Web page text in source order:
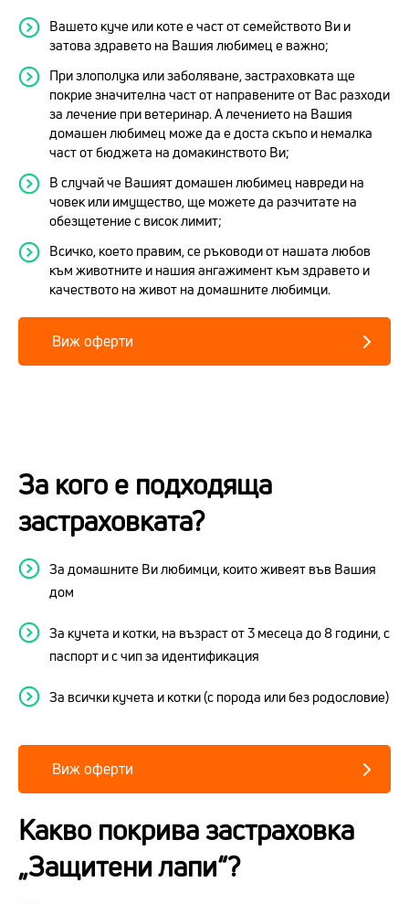
Вашето куче или коте е част от семейството Ви и
затова здравето на Вашия любимец е важно;
При злополука или заболяване, застраховката ще
покрие значителна част от направените от Вас разходи
за лечение при ветеринар. А лечението на Вашия
домашен любимец може да е доста скъпо и немалка
част от бюджета на домакинството Ви;
В случай че Вашият домашен любимец навреди на
човек или имущество, ще можете да разчитате на
обезщетение с висок лимит;
Всичко, което правим, се ръководи от нашата любов
към животните и нашия ангажимент към здравето и
качеството на живот на домашните любимци.
Виж оферти
За кого е подходяща
застраховката?
За домашните Ви любимци, които живеят във Вашия
дом
За кучета и котки, на възраст от 3 месеца до 8 години, с
паспорт и с чип за идентификация
За всички кучета и котки (с порода или без родословие)
Виж оферти
Какво покрива застраховка
„Защитени лапи“?